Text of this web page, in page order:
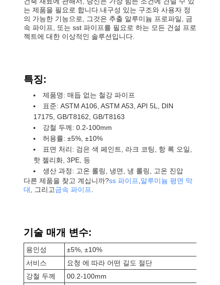
는 제품을 필요로 합니다.내구성 있는 구조와 사용자 정
의 가능한 기능으로, 그것은 추출 알루미늄 프로파일, 금
속 파이프, 또는 sst 파이프를 필요로 하는 모든 건설 프로
젝트에 대한 이상적인 솔루션입니다.
특징:
제품명: 매듭 없는 철강 파이프
표준: ASTM A106, ASTM A53, API 5L, DIN
17175, GB/T8162, GB/T8163
강철 두께: 0.2-100mm
허용률: ±5%, ±10%
표면 처리: 검은 색 페인트, 라크 코팅, 항 록 오일,
핫 젤리화, 3PE, 등
생산 과정: 고온 롤링, 냉면, 냉 롤링, 고온 진압
다른 제품을 찾고 계십니까?ss 파이프,알루미늄 평면 막
대, 그리고금속 파이프.
기술 매개 변수:
용인성
±5%, ±10%
서비스
요청 에 따라 어떤 길도 절단
강철 두께
00.2-100mm